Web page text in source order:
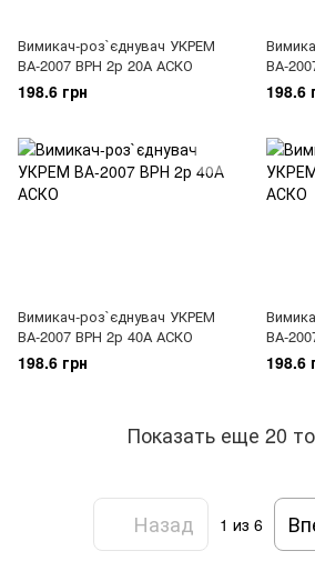
Вимикач-роз`єднувач УКРЕМ
ВА-2007 ВРН 2р 20А АСКО
198.6 грн
ВА-
198.6
Вимикач-роз`єднувач УКРЕМ
ВА-2007 ВРН 2р 40А АСКО
198.6 грн
ВА-
198.6
Показать еще 20
Назад 1 из 6